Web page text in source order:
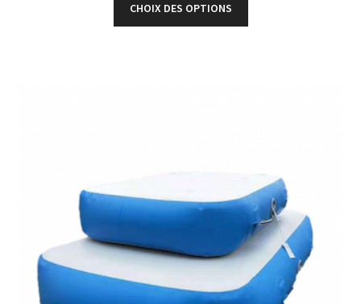
CHOIX DES OPTIONS